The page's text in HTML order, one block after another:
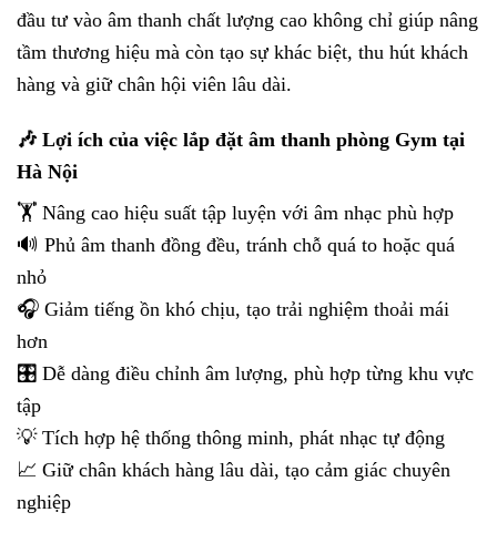
đầu tư vào âm thanh chất lượng cao không chỉ giúp nâng
tầm thương hiệu mà còn tạo sự khác biệt, thu hút khách
hàng và giữ chân hội viên lâu dài.
🎶 Lợi ích của việc lắp đặt âm thanh phòng Gym tại
Hà Nội
🏋️ Nâng cao hiệu suất tập luyện với âm nhạc phù hợp
🔊 Phủ âm thanh đồng đều, tránh chỗ quá to hoặc quá
nhỏ
🎧 Giảm tiếng ồn khó chịu, tạo trải nghiệm thoải mái
hơn
🎛️ Dễ dàng điều chỉnh âm lượng, phù hợp từng khu vực
tập
💡 Tích hợp hệ thống thông minh, phát nhạc tự động
📈 Giữ chân khách hàng lâu dài, tạo cảm giác chuyên
nghiệp